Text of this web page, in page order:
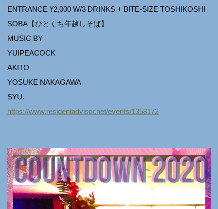
ENTRANCE ¥2,000 W/3 DRINKS + BITE-SIZE TOSHIKOSHI
SOBA【ひとくち年越しそば】
MUSIC BY
YUIPEACOCK
AKITO
YOSUKE NAKAGAWA
SYU.
https://www.residentadvisor.net/events/1358172